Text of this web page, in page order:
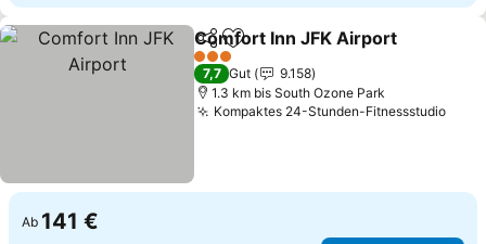
TeilenZu Favoriten hinzufügen
Comfort Inn JFK Airport
3 Sterne
7,7 Gut
9.158
1.3 km bis South Ozone Park
Kompaktes 24-Stunden-Fitnessstudio
Ab 141 €